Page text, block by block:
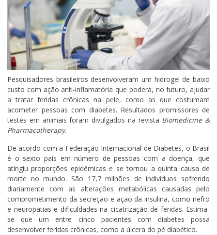
Pesquisadores brasileiros desenvolveram um hidrogel de baixo
custo com ação anti-inflamatória que poderá, no futuro, ajudar
a tratar feridas crônicas na pele, como as que costumam
acometer pessoas com diabetes. Resultados promissores de
testes em animais foram divulgados na revista Biomedicine &
Pharmacotherapy.
De acordo com a Federação Internacional de Diabetes, o Brasil
é o sexto país em número de pessoas com a doença, que
atingiu proporções epidêmicas e se tornou a quinta causa de
morte no mundo. São 17,7 milhões de indivíduos sofrendo
diariamente com as alterações metabólicas causadas pelo
comprometimento da secreção e ação da insulina, como nefro
e neuropatias e dificuldades na cicatrização de feridas. Estima-
se que um entre cinco pacientes com diabetes possa
desenvolver feridas crônicas, como a úlcera do pé diabético.